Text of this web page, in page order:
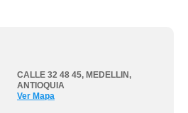
CALLE 32 48 45, MEDELLIN ,
ANTIOQUIA
Ver Mapa